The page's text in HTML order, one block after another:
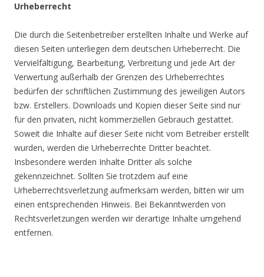
Urheberrecht
Die durch die Seitenbetreiber erstellten Inhalte und Werke auf
diesen Seiten unterliegen dem deutschen Urheberrecht. Die
Vervielfältigung, Bearbeitung, Verbreitung und jede Art der
Verwertung außerhalb der Grenzen des Urheberrechtes
bedürfen der schriftlichen Zustimmung des jeweiligen Autors
bzw. Erstellers. Downloads und Kopien dieser Seite sind nur
für den privaten, nicht kommerziellen Gebrauch gestattet.
Soweit die Inhalte auf dieser Seite nicht vom Betreiber erstellt
wurden, werden die Urheberrechte Dritter beachtet.
Insbesondere werden Inhalte Dritter als solche
gekennzeichnet. Sollten Sie trotzdem auf eine
Urheberrechtsverletzung aufmerksam werden, bitten wir um
einen entsprechenden Hinweis. Bei Bekanntwerden von
Rechtsverletzungen werden wir derartige Inhalte umgehend
entfernen.